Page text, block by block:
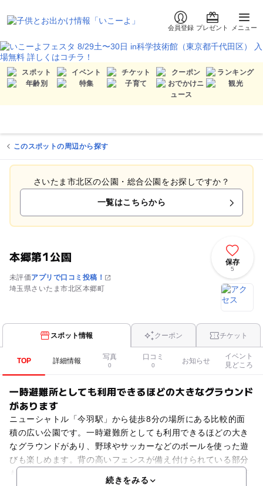
会員登録 プレゼント メニュー
このスポットの周辺から探す
さいたま市北区の公園・総合公園をお探しですか？
一覧はこちらから
本郷第1公園
未評価アプリで口コミ投稿！
埼玉県さいたま市北区本郷町
保存
5
スポット情報 クーポン チケット
TOP 詳細情報 写真
0
口コミ
0
お知らせ
イベント
見どころ
一時避難所としても利用できるほどの大きなグラウンド
があります
ニューシャトル「今羽駅」から徒歩8分の場所にある比較的面
積の広い公園です。一時避難所としても利用できるほどの大き
なグラウンドがあり、野球やサッカーなどのボールを使った遊
びも楽しめます。背の高いフェンスが備え付けられている部分
続きをみる